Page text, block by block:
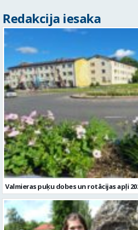
Redakcija iesaka
Valmieras puķu dobes un rotācijas apļi